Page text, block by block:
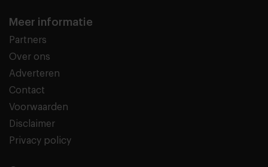
Meer informatie
Partners
Over ons
Adverteren
Contact
Voorwaarden
Disclaimer
Privacy policy